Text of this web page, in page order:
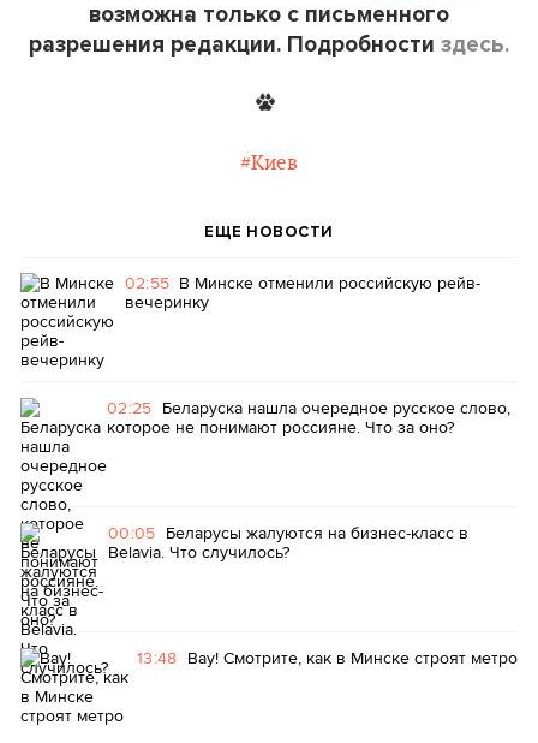
возможна только с письменного
разрешения редакции. Подробности здесь.
#Киев
ЕЩЕ НОВОСТИ
02:55 В Минске отменили российскую рейв-
вечеринку
02:25 Беларуска нашла очередное русское слово,
которое не понимают россияне. Что за оно?
00:05 Беларусы жалуются на бизнес-класс в
Belavia. Что случилось?
13:48 Вау! Смотрите, как в Минске строят метро